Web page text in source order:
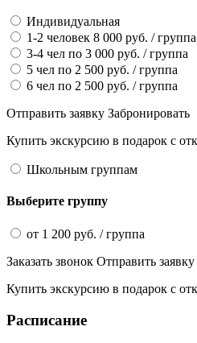
Индивидуальная
1-2 человек 8 000 руб. / группа
3-4 чел по 3 000 руб. / группа
5 чел по 2 500 руб. / группа
6 чел по 2 500 руб. / группа
Отправить заявку Забронировать
Купить экскурсию в подарок с
Школьным группам
Выберите группу
от 1 200 руб. / группа
Заказать звонок Отправить заявку
Купить экскурсию в подарок с
Расписание